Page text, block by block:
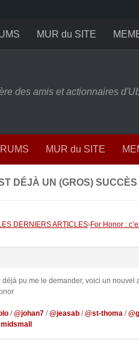
MUR du SITE
des amis et actionnaires
MUR du SITE
DÉJÀ UN (GROS) SUCCÈS
DERNIERS ARTICLES›For Honor :
déjà pu me le demander, voici un nouvel
/@johan7 /@jeasab /@st-thoma /